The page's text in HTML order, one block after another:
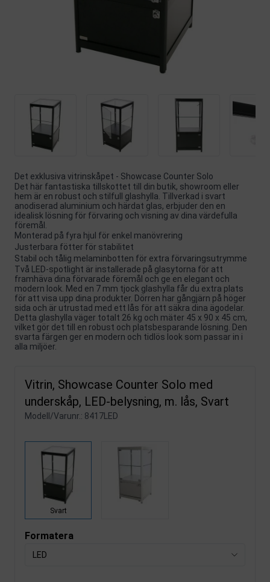
Det exklusiva vitrinskåpet - Showcase Counter Solo
Det här fantastiska tillskottet till din butik, showroom eller
hem är en robust och stilfull glashylla. Tillverkad i svart
anodiserad aluminium och härdat glas, erbjuder den en
idealisk lösning för förvaring och visning av dina värdefulla
föremål.
Monterad på fyra hjul för enkel manövrering
Justerbara fötter för stabilitet
Stabil och tålig melaminbotten för extra förvaringsutrymme
Två LED-spotlight är installerade på glasytorna för att
framhäva dina förvarade föremål och ge en elegant och
modern look. Med en 7 mm tjock glashylla får du extra plats
för att visa upp dina produkter. Dörren har gångjärn på höger
sida och är utrustad med ett lås för att säkra dina ägodelar.
Detta glashylla väger totalt 26 kg och mäter 45 x 90 x 45 cm,
vilket gör det till en robust och platsbesparande lösning. Den
svarta färgen ger en modern och tidlös look som passar in i
alla miljöer.
Vitrin, Showcase Counter Solo med
underskåp, LED-belysning, m. lås, Svart
Modell/Varunr.: 8417LED
Svart
Formatera
LED